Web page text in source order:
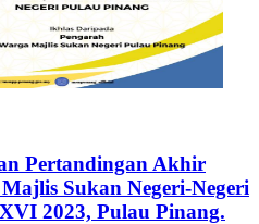
Pertandingan Akhir
Sukan Negeri-Negeri
2023, Pulau Pinang.